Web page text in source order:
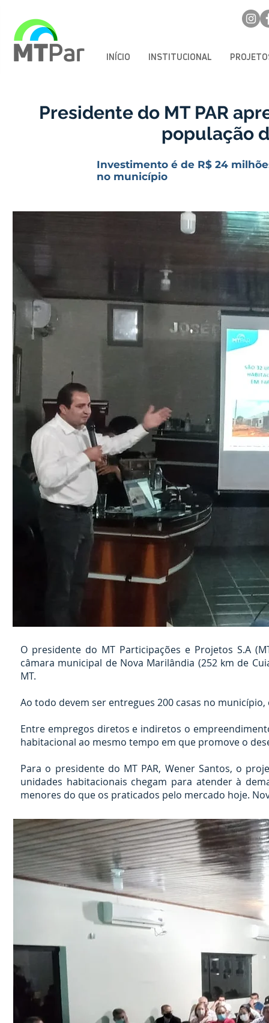
INÍCIO INSTITUCIONAL
Presidente do MT PAR
população
Investimento é de R$ 24
no município
O presidente do MT Participações e Projetos S.A
câmara municipal de Nova Marilândia (252 km de
MT.
Ao todo devem ser entregues 200 casas no
Entre empregos diretos e indiretos o
habitacional ao mesmo tempo em que promove o
Para o presidente do MT PAR, Wener Santos, o
unidades habitacionais chegam para atender à
menores do que os praticados pelo mercado hoje.